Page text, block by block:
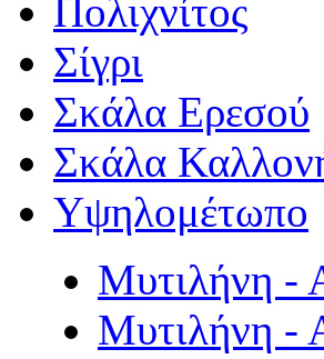
Πολιχνίτος
Σίγρι
Σκάλα Ερεσού
Σκάλα
Υψηλομέτωπο
Μυτιλήνη -
Μυτιλήνη -